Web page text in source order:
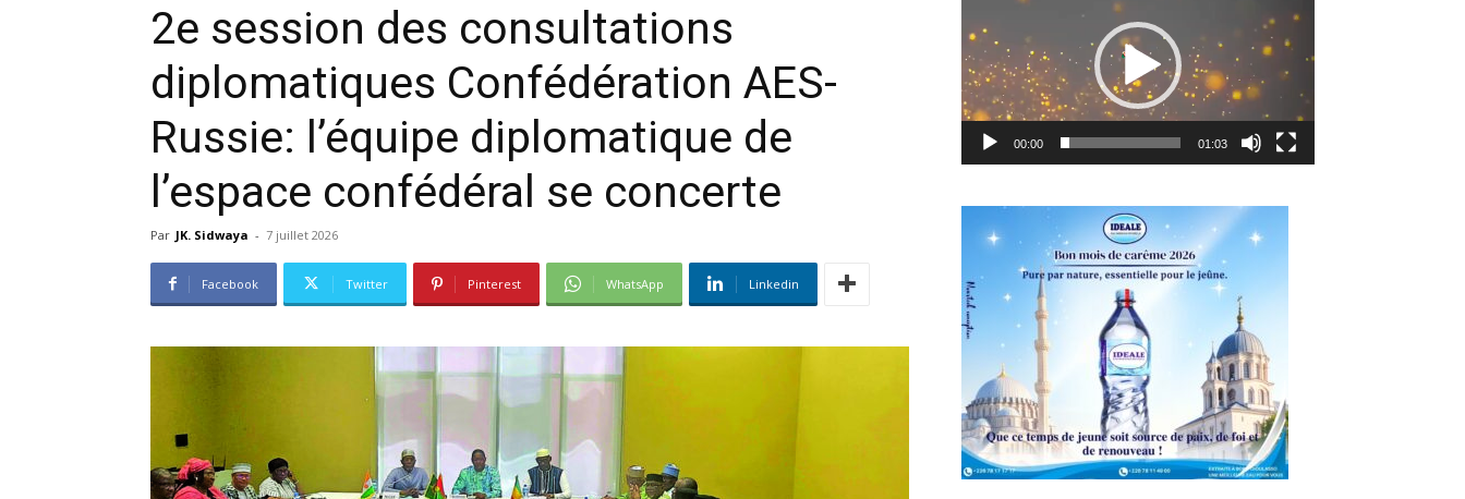
2e session des consultations
diplomatiques Confédération AES-
Russie: l’équipe diplomatique de
l’espace confédéral se concerte
Par JK. Sidwaya - 7 juillet 2026
Facebook Twitter Pinterest WhatsApp Linkedin
00:00 01:03